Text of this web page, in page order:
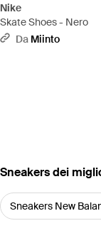
Nike
Skate Shoes - Nero
Da Miinto
‪Sneakers‬ dei
Sneakers New